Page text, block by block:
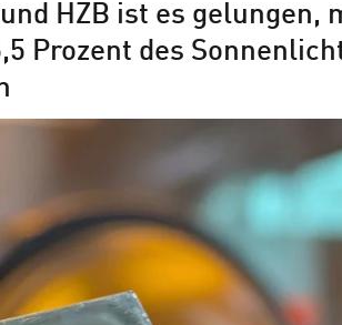
HZB ist es gelungen,
Prozent des
nur
und
HZB schafft erneut
CIGS-Pero-
Tandemzelle aus CIGS und
Wirkungsgrad von 24,6 %